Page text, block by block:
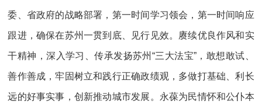
委、省政府的战略部署，第一时间学习领会，第一时间响应
跟进，确保在苏州一贯到底、见行见效。赓续优良作风和实
干精神，深入学习、传承发扬苏州“三大法宝”，敢想敢试、
善作善成，牢固树立和践行正确政绩观，多做打基础、利长
远的好事实事，创新推动城市发展。永葆为民情怀和公仆本